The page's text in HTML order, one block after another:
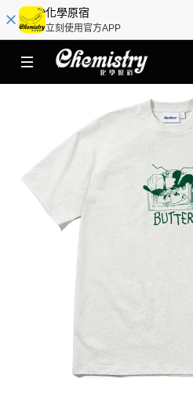
化學原宿
立刻使用官方APP